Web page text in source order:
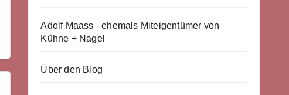
Adolf Maass - ehemals Miteigentümer von
Kühne + Nagel
Über den Blog